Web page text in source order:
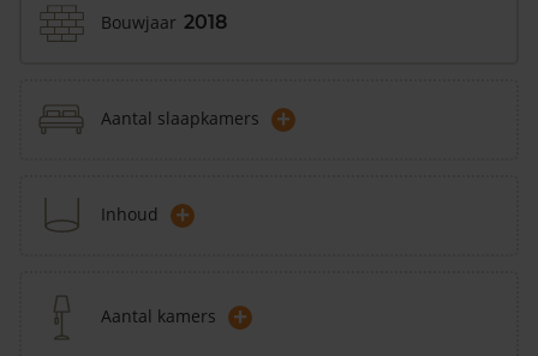
Bouwjaar 2018
Aantal slaapkamers +
Inhoud +
Aantal kamers +